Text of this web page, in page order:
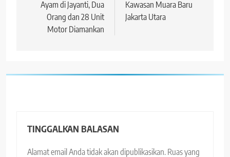
Ayam di Jayanti, Dua
Orang dan 28 Unit
Motor Diamankan
Kawasan Muara Baru
Jakarta Utara
TINGGALKAN BALASAN
Alamat email Anda tidak akan dipublikasikan. Ruas yang